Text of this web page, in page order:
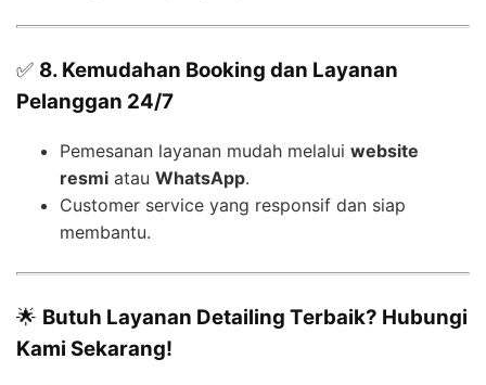
✅ 8. Kemudahan Booking dan Layanan
Pelanggan 24/7
Pemesanan layanan mudah melalui website
resmi atau WhatsApp.
Customer service yang responsif dan siap
membantu.
🌟 Butuh Layanan Detailing Terbaik? Hubungi
Kami Sekarang!